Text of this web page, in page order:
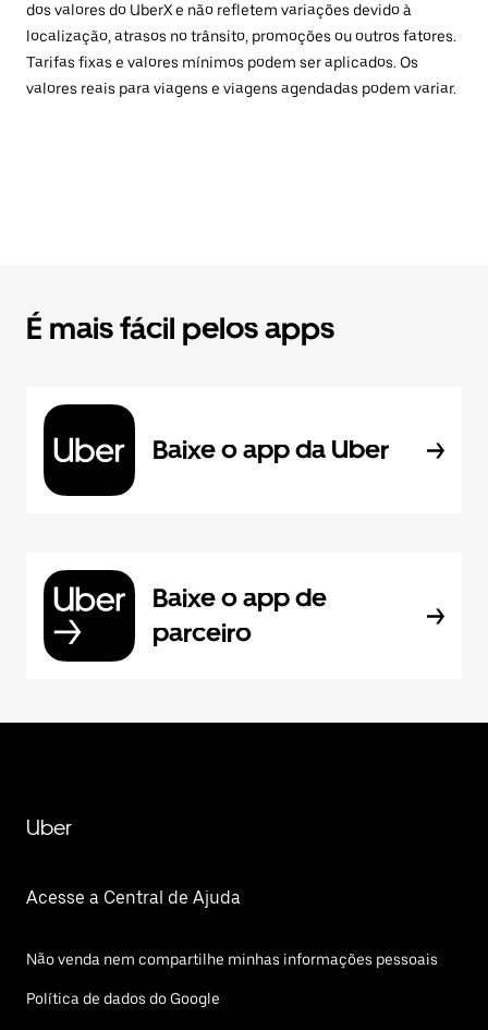
dos valores do UberX e não refletem variações devido à
localização, atrasos no trânsito, promoções ou outros fatores.
Tarifas fixas e valores mínimos podem ser aplicados. Os
valores reais para viagens e viagens agendadas podem variar.
É mais fácil pelos apps
Baixe o app da Uber
Baixe o app de
parceiro
Uber
Acesse a Central de Ajuda
Não venda nem compartilhe minhas informações pessoais
Política de dados do Google